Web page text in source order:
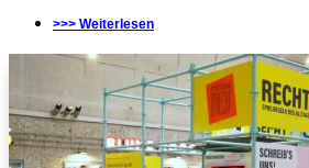
>>> Weiterlesen